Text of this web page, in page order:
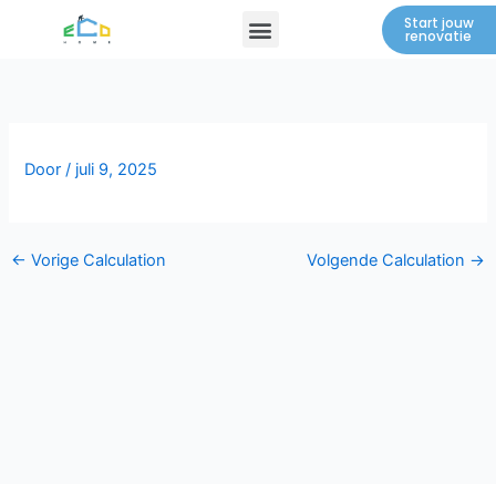
Menu Start jouw
renovatie
Door/ juli 9, 2025
← Vorige Calculation Volgende Calculation →